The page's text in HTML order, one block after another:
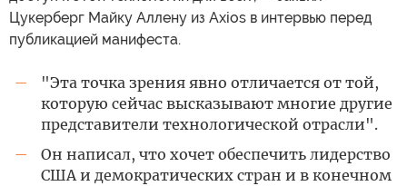
Цукерберг Майку Аллену из Axios в интервью перед
публикацией манифеста.
—
"Эта точка зрения явно отличается от той,
которую сейчас высказывают многие другие
представители технологической отрасли".
—
Он написал, что хочет обеспечить лидерство
США и демократических стран и в конечном